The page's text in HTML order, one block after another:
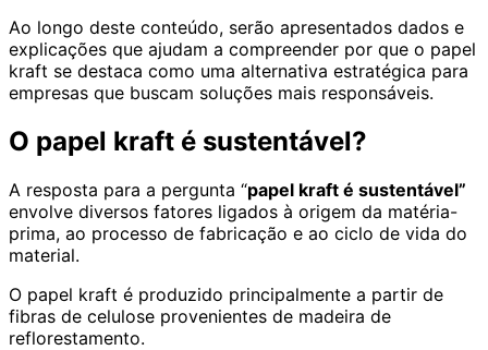
Ao longo deste conteúdo, serão apresentados dados e
explicações que ajudam a compreender por que o papel
kraft se destaca como uma alternativa estratégica para
empresas que buscam soluções mais responsáveis.
O papel kraft é sustentável?
A resposta para a pergunta “papel kraft é sustentável”
envolve diversos fatores ligados à origem da matéria-
prima, ao processo de fabricação e ao ciclo de vida do
material.
O papel kraft é produzido principalmente a partir de
fibras de celulose provenientes de madeira de
reflorestamento.